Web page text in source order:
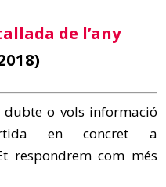
de l’any
dubte o vols informació
en concret a
respondrem com més